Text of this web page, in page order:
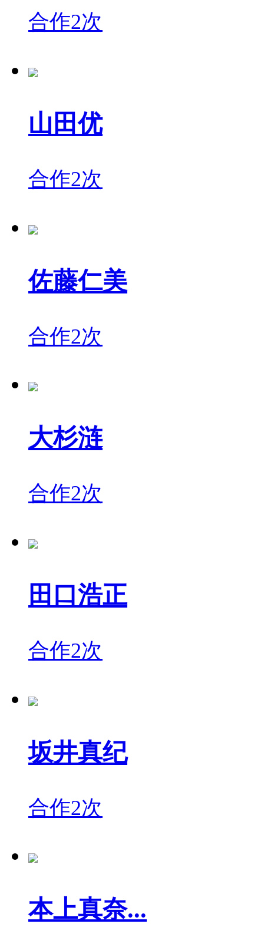
合作2次
山田优
合作2次
佐藤仁美
合作2次
大杉涟
合作2次
田口浩正
合作2次
坂井真纪
合作2次
本上真奈...